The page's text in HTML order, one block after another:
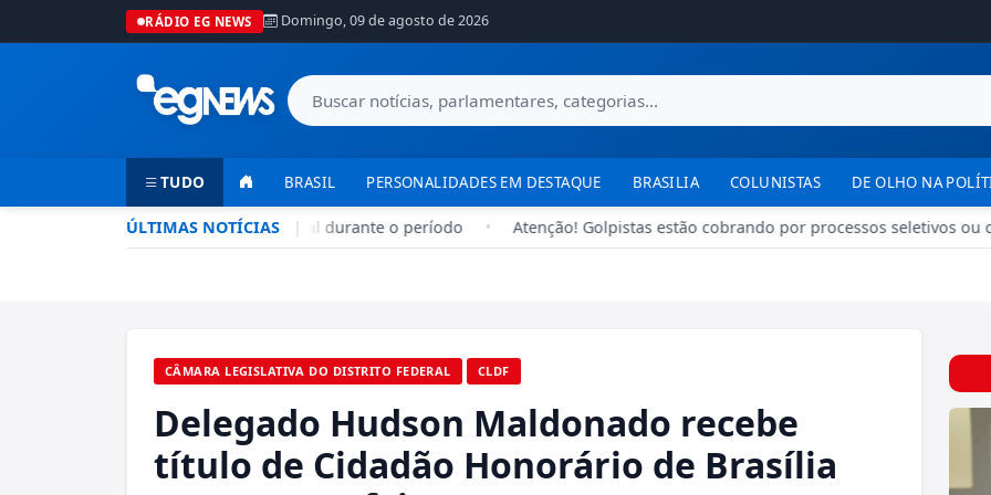
RÁDIO EG NEWS Domingo, 09 de agosto de 2026
TUDO BRASIL PERSONALIDADES EM DESTAQUE BRASILIA COLUNISTAS DE OLHO NA
ÚLTIMAS NOTÍCIAS |
Seca no DF: hidratação é fundamental durante o período Atenção! Golpistas estão cobrando por processos seletivos ou
CÂMARA LEGISLATIVA DO DISTRITO FEDERAL CLDF
Delegado Hudson Maldonado recebe
título de Cidadão Honorário de Brasília